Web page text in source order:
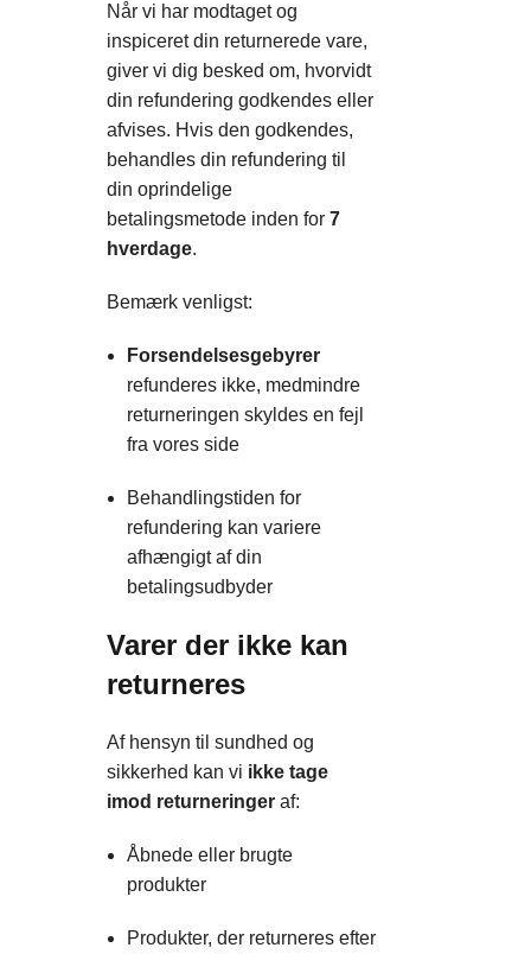
Når vi har modtaget og
inspiceret din returnerede vare,
giver vi dig besked om, hvorvidt
din refundering godkendes eller
afvises. Hvis den godkendes,
behandles din refundering til
din oprindelige
betalingsmetode inden for 7
hverdage.
Bemærk venligst:
Forsendelsesgebyrer
refunderes ikke, medmindre
returneringen skyldes en fejl
fra vores side
Behandlingstiden for
refundering kan variere
afhængigt af din
betalingsudbyder
Varer der ikke kan
returneres
Af hensyn til sundhed og
sikkerhed kan vi ikke tage
imod returneringer af:
Åbnede eller brugte
produkter
Produkter, der returneres efter